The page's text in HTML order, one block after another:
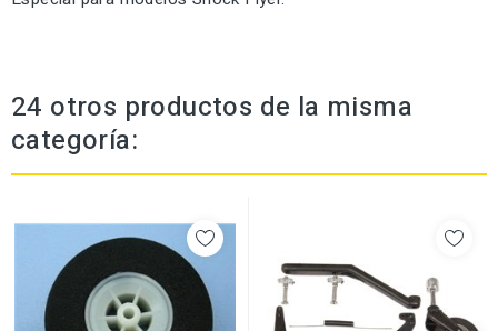
24 otros productos de la misma
categoría: